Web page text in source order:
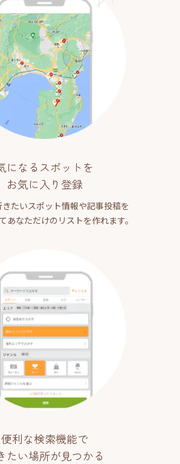
になるスポットを
お気に入り登録
きたいスポット情報や記事投稿を
あなただけのリストを作れます。
便利な検索機能で
たい場所が見つかる